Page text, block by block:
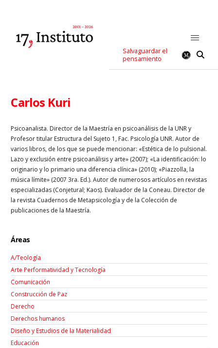
Salvaguardar el
pensamiento
Carlos Kuri
Psicoanalista. Director de la Maestría en psicoanálisis de la UNR y
Profesor titular Estructura del Sujeto 1, Fac. Psicología UNR. Autor de
varios libros, de los que se puede mencionar: «Estética de lo pulsional.
Lazo y exclusión entre psicoanálisis y arte» (2007); «La identificación: lo
originario y lo primario una diferencia clínica» (2010); «Piazzolla, la
música límite» (2007 3ra. Ed.). Autor de numerosos artículos en revistas
especializadas (Conjetural; Kaos). Evaluador de la Coneau. Director de
la revista Cuadernos de Metapsicología y de la Colección de
publicaciones de la Maestría.
Áreas
A/Teología
Arte Performatividad y Tecnología
Comunicación
Construcción de Paz
Derecho
Derechos humanos
Diseño y Estudios de la Materialidad
Educación